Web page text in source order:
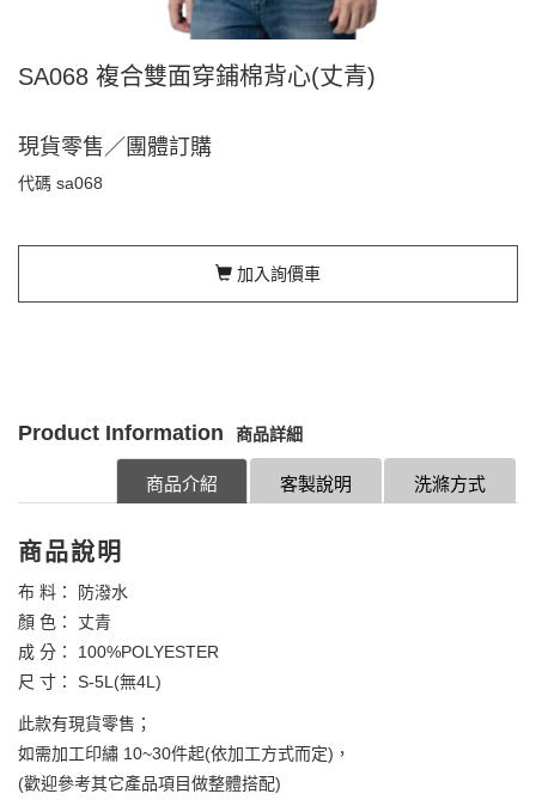
SA068 複合雙面穿鋪棉背心(丈青)
現貨零售／團體訂購
代碼 sa068
加入詢價車
Product Information 商品詳細
洗滌方式
客製說明
商品介紹
商品說明
布 料： 防潑水
顏 色： 丈青
成 分： 100%POLYESTER
尺 寸： S-5L(無4L)
此款有現貨零售；
如需加工印繡 10~30件起(依加工方式而定)，
(歡迎參考其它產品項目做整體搭配)